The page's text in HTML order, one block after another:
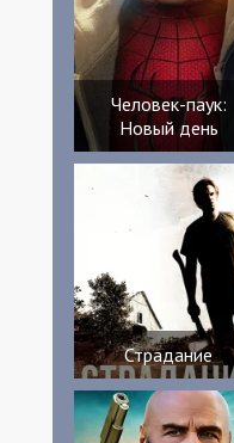
Человек-паук:
Новый день
Страдание